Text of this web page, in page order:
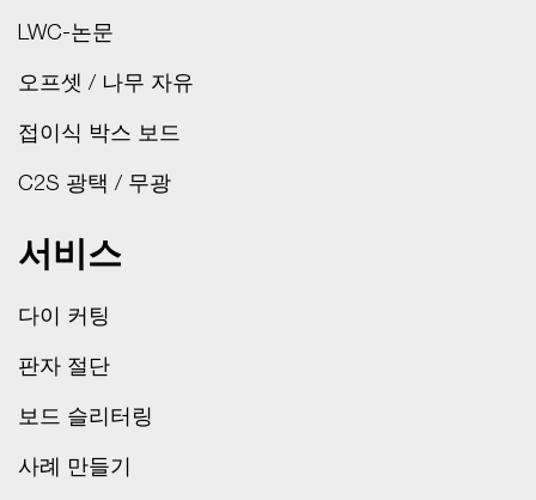
LWC-논문
오프셋 / 나무 자유
접이식 박스 보드
C2S 광택 / 무광
서비스
다이 커팅
판자 절단
보드 슬리터링
사례 만들기